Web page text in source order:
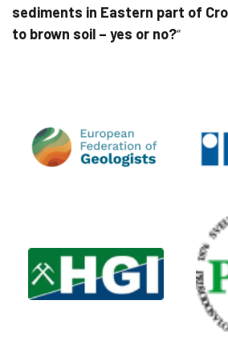
sediments in Eastern part of
to brown soil – yes or no?“